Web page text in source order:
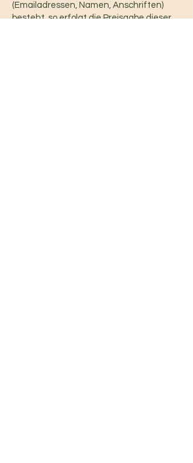
(Emailadressen, Namen, Anschriften)
besteht, so erfolgt die Preisgabe dieser